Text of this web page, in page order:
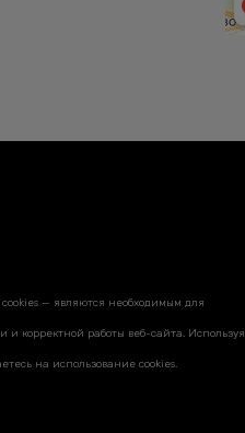
— являются необходимым для
и корректной работы веб-сайта. Используя
на использование cookies.